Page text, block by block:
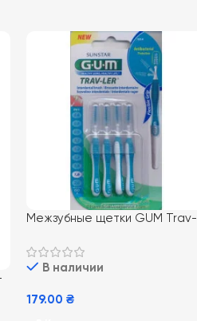
Межзубные щетки GUM Trav-
идеальной гигиены зубов
В наличии
179.00₴